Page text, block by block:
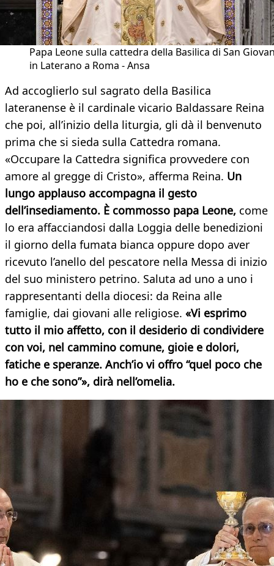
Papa Leone sulla cattedra della Basilica di San
in Laterano a Roma - Ansa
Ad accoglierlo sul sagrato della Basilica
lateranense è il cardinale vicario Baldassare Reina
che poi, all’inizio della liturgia, gli dà il benvenuto
prima che si sieda sulla Cattedra romana.
«Occupare la Cattedra significa provvedere con
amore al gregge di Cristo», afferma Reina. Un
lungo applauso accompagna il gesto
dell’insediamento. È commosso papa Leone, come
lo era affacciandosi dalla Loggia delle benedizioni
il giorno della fumata bianca oppure dopo aver
ricevuto l’anello del pescatore nella Messa di inizio
del suo ministero petrino. Saluta ad uno a uno i
rappresentanti della diocesi: da Reina alle
famiglie, dai giovani alle religiose. «Vi esprimo
tutto il mio affetto, con il desiderio di condividere
con voi, nel cammino comune, gioie e dolori,
fatiche e speranze. Anch’io vi offro “quel poco che
ho e che sono”», dirà nell’omelia.